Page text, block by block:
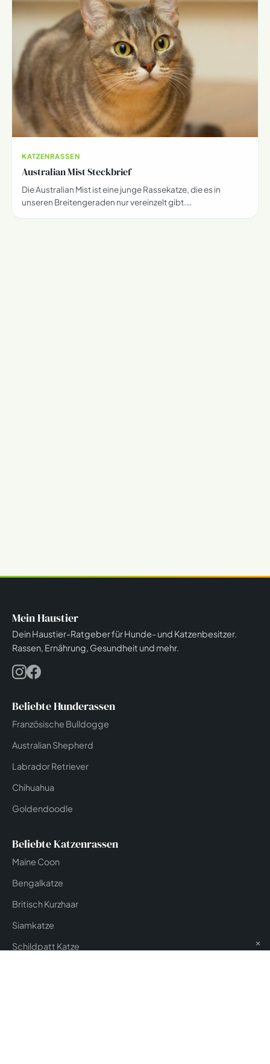
KATZENRASSEN
Australian Mist Steckbrief
Die Australian Mist ist eine junge Rassekatze, die es in
unseren Breitengeraden nur vereinzelt gibt.…
Mein Haustier
Dein Haustier-Ratgeber für Hunde- und Katzenbesitzer.
Rassen, Ernährung, Gesundheit und mehr.
Beliebte Hunderassen
Französische Bulldogge
Australian Shepherd
Labrador Retriever
Chihuahua
Goldendoodle
Beliebte Katzenrassen
Maine Coon
Bengalkatze
Britisch Kurzhaar
Siamkatze
Schildpatt Katze
×